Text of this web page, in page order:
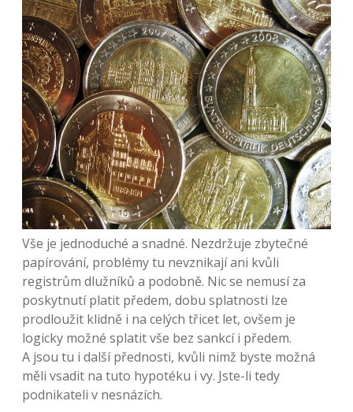
Vše je jednoduché a snadné. Nezdržuje zbytečné
papírování, problémy tu nevznikají ani kvůli
registrům dlužníků a podobně. Nic se nemusí za
poskytnutí platit předem, dobu splatnosti lze
prodloužit klidně i na celých třicet let, ovšem je
logicky možné splatit vše bez sankcí i předem.
A jsou tu i další přednosti, kvůli nimž byste možná
měli vsadit na tuto hypotéku i vy. Jste-li tedy
podnikateli v nesnázích.